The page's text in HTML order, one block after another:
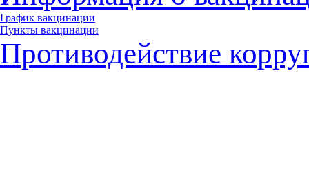
График вакцинации
Пункты вакцинации
Противодействие